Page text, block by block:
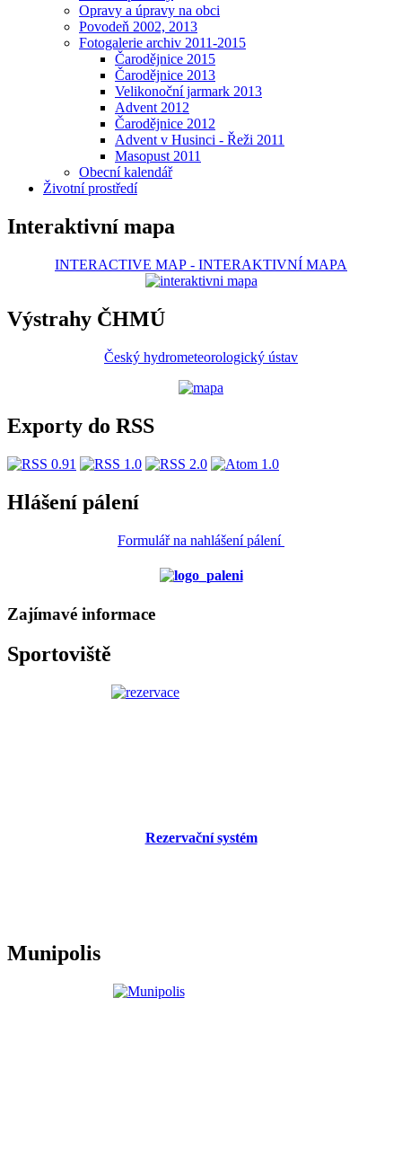
Opravy a úpravy na obci
Povodeň 2002, 2013
Fotogalerie archiv 2011-2015
Čarodějnice 2015
Čarodějnice 2013
Velikonoční jarmark 2013
Advent 2012
Čarodějnice 2012
Advent v Husinci - Řeži 2011
Masopust 2011
Obecní kalendář
Životní prostředí
Interaktivní mapa
INTERACTIVE MAP - INTERAKTIVNÍ MAPA
Výstrahy ČHMÚ
Český hydrometeorologický ústav
Exporty do RSS
Hlášení pálení
Formulář na nahlášení pálení
Zajímavé informace
Sportoviště
Rezervační systém
Munipolis